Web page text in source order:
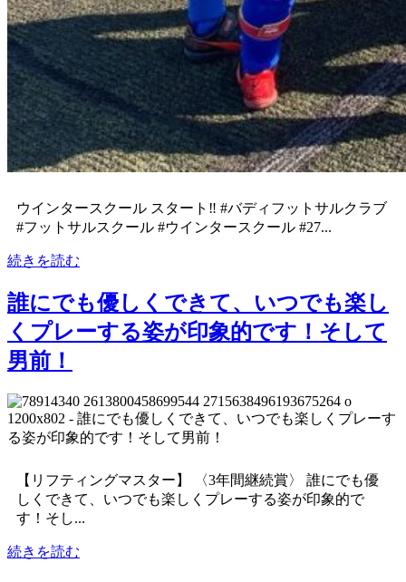
ウインタースクール スタート‼️ #バディフットサルクラブ
#フットサルスクール #ウインタースクール #27...
続きを読む
誰にでも優しくできて、いつでも楽し
くプレーする姿が印象的です！そして
男前！
【リフティングマスター】 〈3年間継続賞〉 誰にでも優
しくできて、いつでも楽しくプレーする姿が印象的で
す！そし...
続きを読む